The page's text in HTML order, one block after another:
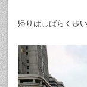
帰りはしばらく歩